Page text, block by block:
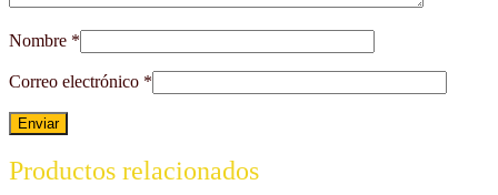
Nombre *
Correo electrónico *
Productos relacionados